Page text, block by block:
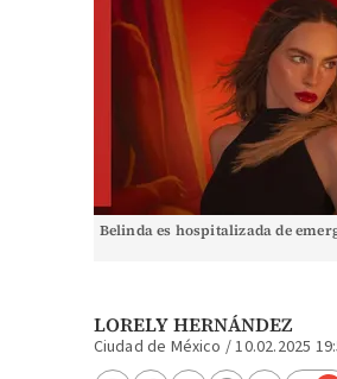
Belinda es hospitalizada de
LORELY HERNÁNDEZ
Ciudad de México /10.02.2025